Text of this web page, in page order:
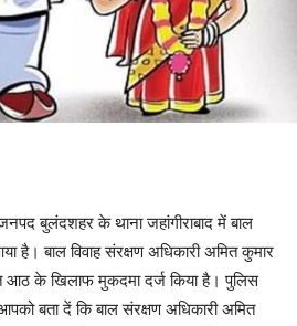
बुलंदशहर के थाना जहांगीराबाद में बाल
है। बाल विवाह संरक्षण अधिकारी अमित कुमार
आठ के खिलाफ मुकदमा दर्ज किया है। पुलिस
बता दें कि बाल संरक्षण अधिकारी अमित